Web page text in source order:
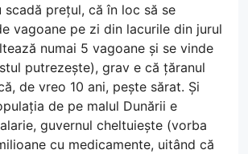
scadă prețul, că în loc să se
vagoane pe zi din lacurile din jurul
numai 5 vagoane și se vinde
putrezește), grav e că țăranul
de vreo 10 ani, pește sărat. Și
de pe malul Dunării e
guvernul cheltuiește (vorba
cu medicamente, uitând că